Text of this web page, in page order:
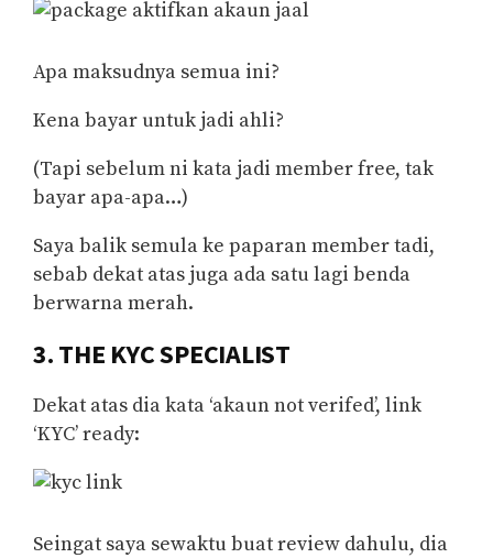
Apa maksudnya semua ini?
Kena bayar untuk jadi ahli?
(Tapi sebelum ni kata jadi member free, tak
bayar apa-apa…)
Saya balik semula ke paparan member tadi,
sebab dekat atas juga ada satu lagi benda
berwarna merah.
3. THE KYC SPECIALIST
Dekat atas dia kata ‘akaun not verifed’, link
‘KYC’ ready:
Seingat saya sewaktu buat review dahulu, dia